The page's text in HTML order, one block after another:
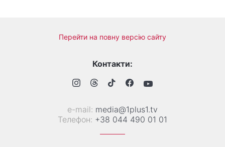
Перейти на повну версію сайту
Контакти:
е-mail: media@1plus1.tv
Телефон: +38 044 490 01 01